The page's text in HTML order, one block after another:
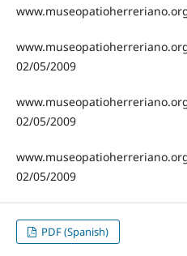
02/05/2009
02/05/2009
02/05/2009
PDF (Spanish)